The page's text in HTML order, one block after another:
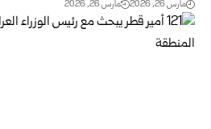
مارس 26, 2026 مارس 26, 2026